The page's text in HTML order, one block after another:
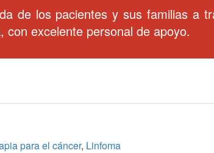
de los pacientes y sus familias a
excelente personal de apoyo.
para el cáncer, Linfoma